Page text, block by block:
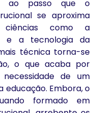
ao passo que o
se aproxima
como a
e a tecnologia da
técnica torna-se
o que acaba por
de um
educação. Embora, o
formado em